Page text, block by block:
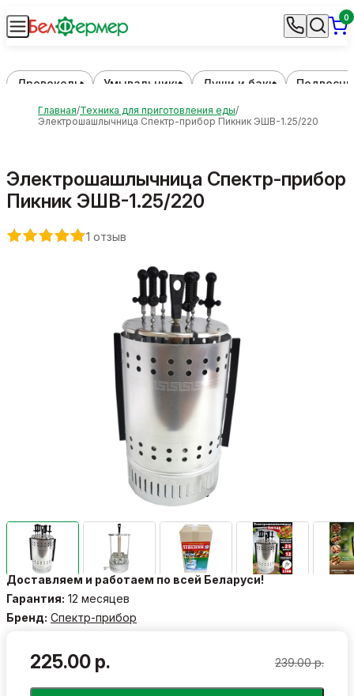
0
Дровоколы Умывальники Души и баки
Главная Техника для приготовления еды
Электрошашлычница Спектр-прибор Пикник ЭШВ-1.25/220
Электрошашлычница Спектр-прибор
Пикник ЭШВ-1.25/220
1 отзыв
Доставляем и работаем по всей Беларуси!
Гарантия: 12 месяцев
Бренд: Спектр-прибор
225.00 р. 239.00 р.